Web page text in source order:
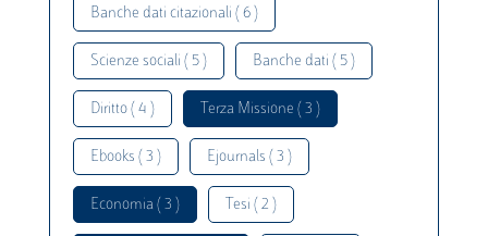
Banche dati citazionali ( 6 )
Scienze sociali ( 5 ) Banche dati ( 5 )
Diritto ( 4 ) Terza Missione ( 3 )
Ebooks ( 3 ) Ejournals ( 3 )
Economia ( 3 ) Tesi ( 2 )